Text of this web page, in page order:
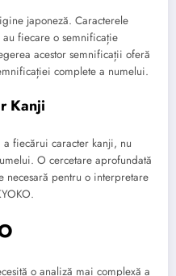
japoneză. Caracterele
fiecare o semnificație
acestor semnificații oferă
complete a numelui.
Kanji
fiecărui caracter kanji, nu
O cercetare aprofundată
necesară pentru o interpretare
o analiză mai complexă a